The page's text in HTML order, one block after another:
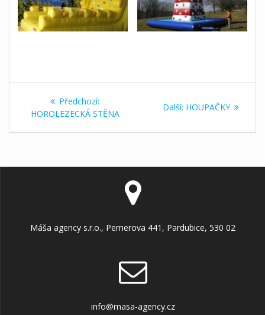
Navigace
pro
Předchozí:
příspěvek:
HOROLEZECKÁ STĚNA
Další: Další
HOUPAČKY
Máša agency s.r.o., Pernerova 441, Pardubice, 530 02
info@masa-agency.cz